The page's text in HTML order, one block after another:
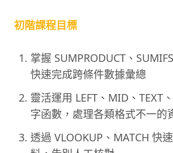
初階課程目標
掌握 SUMPRODUCT、
快速完成跨條件數據彙總
靈活運用 LEFT、MID、TEXT
字函數，處理各類格式不一的
透過 VLOOKUP、MATCH 快